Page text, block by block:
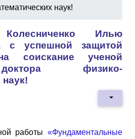
наук!
Колесниченко Илью
с успешной защитой
соискание ученой
физико-
наук!
работы «Фундаментальные